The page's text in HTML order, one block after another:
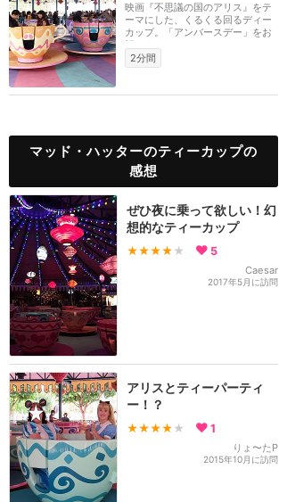
映画『不思議の国のアリス』をテ
ーマにした、くるくる回るディー
カップ。「アンバースデー」をお
祝いするパーティ...
2分間
マッド・ハッターのティーカップの
感想
ぜひ夜に乗って欲しい！幻
想的なティーカップ
★★★★ ★ 5
Caesar
2017年5月に訪問
アリスとティーパーティ
ー！？
★★★★ ★ 1
りょ〜たP
2015年10月に訪問